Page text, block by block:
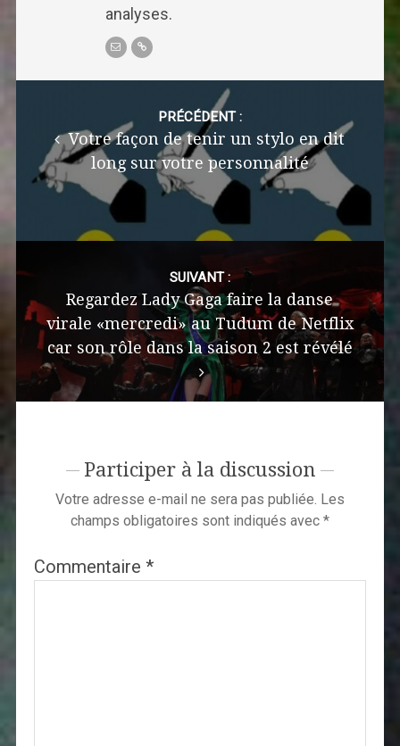
analyses.
PRÉCÉDENT :
Votre façon de tenir un stylo en dit
long sur votre personnalité
SUIVANT :
Regardez Lady Gaga faire la danse
virale «mercredi» au Tudum de Netflix
car son rôle dans la saison 2 est révélé
Participer à la discussion
Votre adresse e-mail ne sera pas publiée. Les
champs obligatoires sont indiqués avec *
Commentaire *